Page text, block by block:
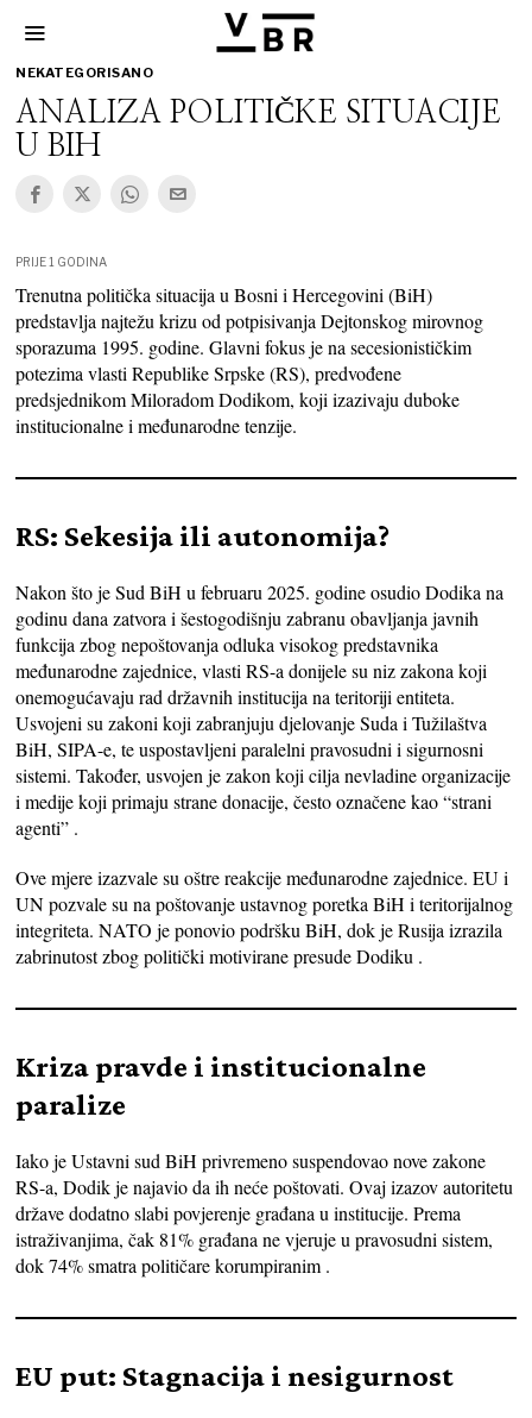
NEKATEGORISANO
ANALIZA POLITIČKE SITUACIJE
U BIH
PRIJE 1 GODINA
Trenutna politička situacija u Bosni i Hercegovini (BiH)
predstavlja najtežu krizu od potpisivanja Dejtonskog mirovnog
sporazuma 1995. godine. Glavni fokus je na secesionističkim
potezima vlasti Republike Srpske (RS), predvođene
predsjednikom Miloradom Dodikom, koji izazivaju duboke
institucionalne i međunarodne tenzije.
RS: Sekesija ili autonomija?
Nakon što je Sud BiH u februaru 2025. godine osudio Dodika na
godinu dana zatvora i šestogodišnju zabranu obavljanja javnih
funkcija zbog nepoštovanja odluka visokog predstavnika
međunarodne zajednice, vlasti RS-a donijele su niz zakona koji
onemogućavaju rad državnih institucija na teritoriji entiteta.
Usvojeni su zakoni koji zabranjuju djelovanje Suda i Tužilaštva
BiH, SIPA-e, te uspostavljeni paralelni pravosudni i sigurnosni
sistemi. Također, usvojen je zakon koji cilja nevladine organizacije
i medije koji primaju strane donacije, često označene kao “strani
agenti” .
Ove mjere izazvale su oštre reakcije međunarodne zajednice. EU i
UN pozvale su na poštovanje ustavnog poretka BiH i teritorijalnog
integriteta. NATO je ponovio podršku BiH, dok je Rusija izrazila
zabrinutost zbog politički motivirane presude Dodiku .
Kriza pravde i institucionalne
paralize
Iako je Ustavni sud BiH privremeno suspendovao nove zakone
RS-a, Dodik je najavio da ih neće poštovati. Ovaj izazov autoritetu
države dodatno slabi povjerenje građana u institucije. Prema
istraživanjima, čak 81% građana ne vjeruje u pravosudni sistem,
dok 74% smatra političare korumpiranim .
EU put: Stagnacija i nesigurnost